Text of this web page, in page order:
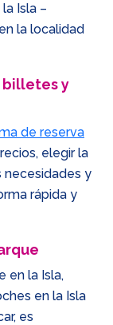
Isla –
la localidad
billetes y
de reserva
elegir la
necesidades y
rápida y
en la Isla,
en la Isla
es